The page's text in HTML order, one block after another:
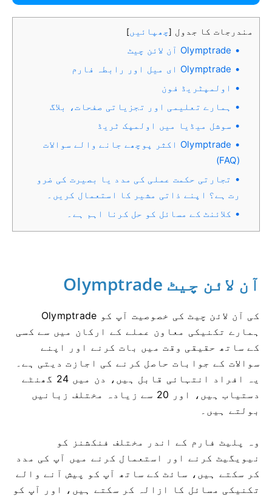
مندرجات کا جدول [چھپائیں]
Olymptrade آن لائن چیٹ
Olymptrade ای میل اور رابطہ فارم
اولمپٹریڈ فون
ہمارے تعلیمی اور تجزیاتی صفحات، بلاگ
سوشل میڈیا میں اولمپک ٹریڈ
Olymptrade اکثر پوچھے جانے والے سوالات
(FAQ)
تجارتی حکمت عملی کی مدد یا بصیرت کی ضرو
رت ہے؟ اپنے ذاتی مشیر کا استعمال کریں۔
کلائنٹ کے مسائل کو حل کرنا اہم ہے۔
Olymptrade آن لائن چیٹ
Olymptrade کی آن لائن چیٹ کی خصوصیت آپ کو
ہمارے تکنیکی معاون عملے کے ارکان میں سے کسی
کے ساتھ حقیقی وقت میں بات کرنے اور اپنے
سوالات کے جوابات حاصل کرنے کی اجازت دیتی ہے۔
یہ افراد انتہائی قابل ہیں، دن میں 24 گھنٹے
دستیاب ہیں، اور 20 سے زیادہ مختلف زبانیں
بولتے ہیں۔
وہ پلیٹ فارم کے اندر مختلف فنکشنز کو
نیویگیٹ کرنے اور استعمال کرنے میں آپ کی مدد
کر سکتے ہیں، سائٹ کے ساتھ آپ کو پیش آنے والے
تکنیکی مسائل کا ازالہ کر سکتے ہیں، اور آپ کو